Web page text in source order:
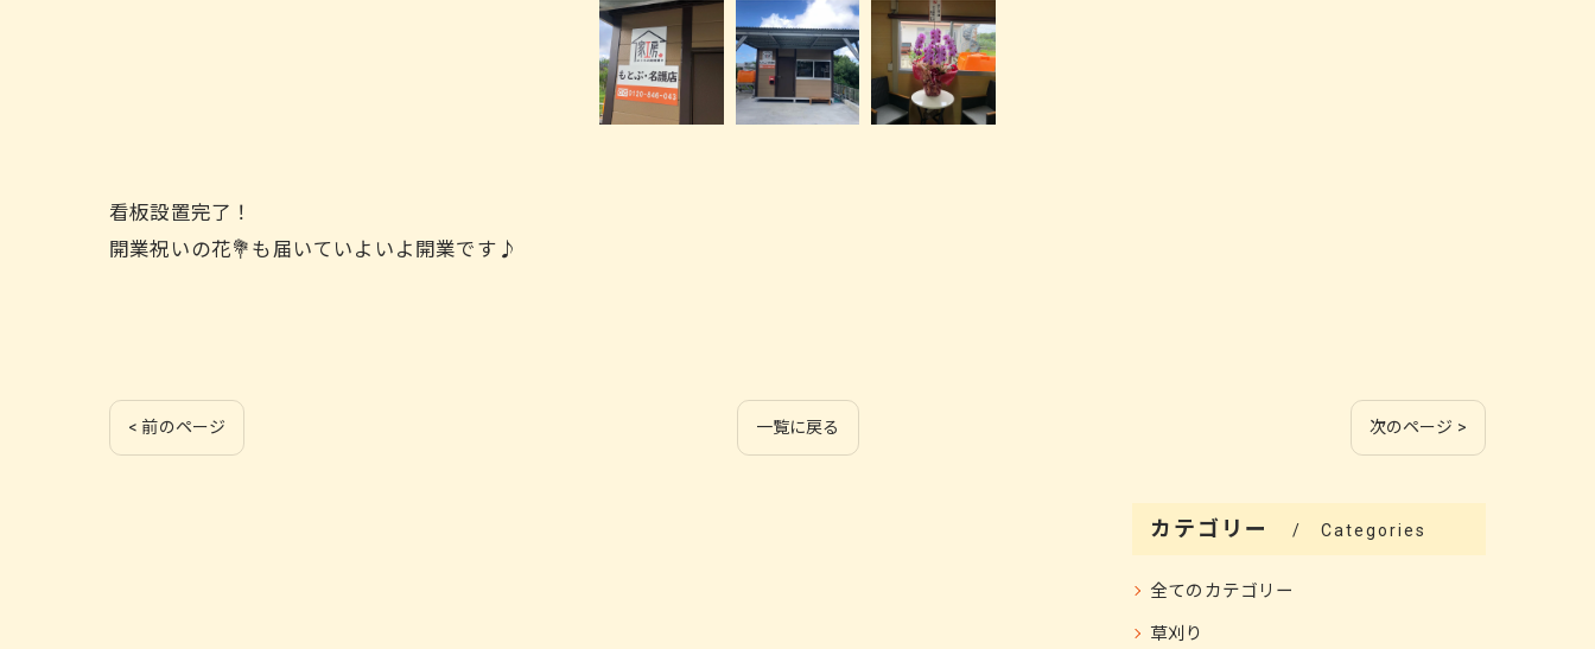
看板設置完了！
開業祝いの花💐も届いていよいよ開業です♪
< 前のページ 一覧に戻る 次のページ >
カテゴリー Categories
全てのカテゴリー
草刈り